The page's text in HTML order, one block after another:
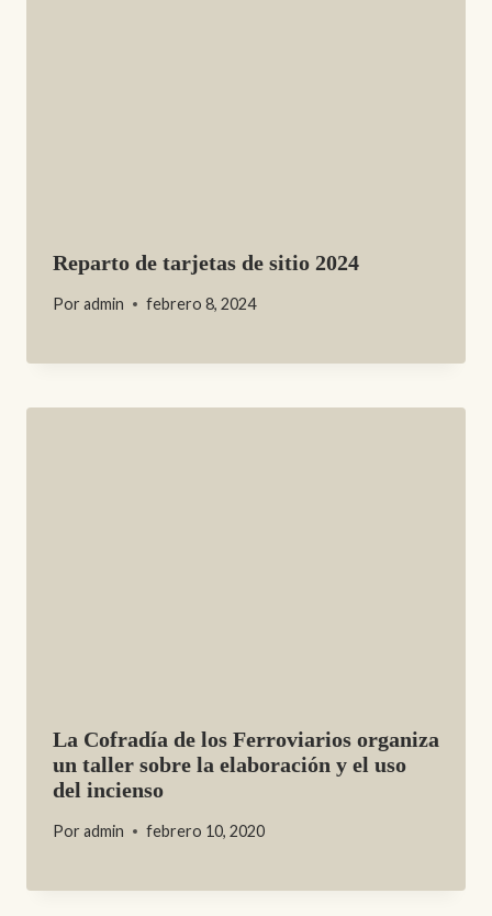
Reparto de tarjetas de sitio 2024
Por admin febrero 8, 2024
La Cofradía de los Ferroviarios organiza
un taller sobre la elaboración y el uso
del incienso
Por admin febrero 10, 2020